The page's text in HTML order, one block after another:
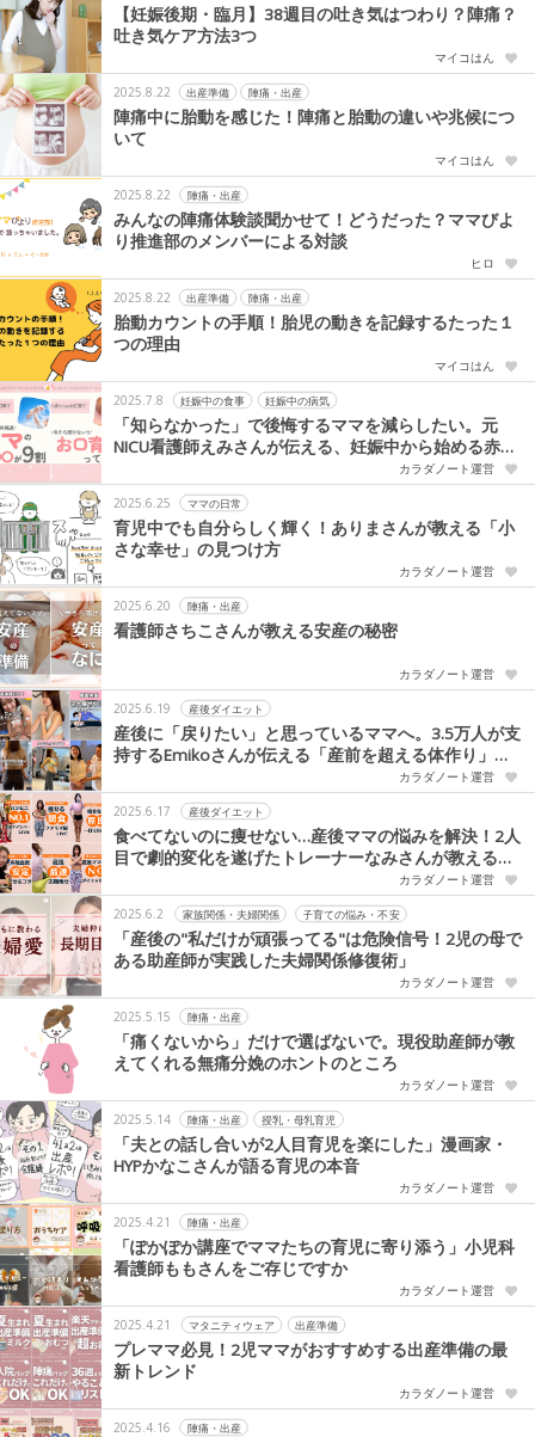
【妊娠後期・臨月】38週目の吐き気はつわり？陣痛？
吐き気ケア方法3つ
マイコはん
2025.8.22 出産準備 陣痛・出産
陣痛中に胎動を感じた！陣痛と胎動の違いや兆候につ
いて
マイコはん
2025.8.22 陣痛・出産
みんなの陣痛体験談聞かせて！どうだった？ママびよ
り推進部のメンバーによる対談
ヒロ
2025.8.22 出産準備 陣痛・出産
胎動カウントの手順！胎児の動きを記録するたった１
つの理由
マイコはん
2025.7.8 妊娠中の食事 妊娠中の病気
「知らなかった」で後悔するママを減らしたい。元
NICU看護師えみさんが伝える、妊娠中から始める赤ち
カラダノート運営
2025.6.25 ママの日常
育児中でも自分らしく輝く！ありまさんが教える「小
さな幸せ」の見つけ方
カラダノート運営
2025.6.20 陣痛・出産
看護師さちこさんが教える安産の秘密
カラダノート運営
2025.6.19 産後ダイエット
産後に「戻りたい」と思っているママへ。3.5万人が支
持するEmikoさんが伝える「産前を超える体作り」と
カラダノート運営
2025.6.17 産後ダイエット
食べてないのに痩せない…産後ママの悩みを解決！2人
目で劇的変化を遂げたトレーナーなみさんが教える
カラダノート運営
2025.6.2 家族関係・夫婦関係 子育ての悩み・不安
「産後の"私だけが頑張ってる"は危険信号！2児の母で
ある助産師が実践した夫婦関係修復術」
カラダノート運営
2025.5.15 陣痛・出産
「痛くないから」だけで選ばないで。現役助産師が教
えてくれる無痛分娩のホントのところ
カラダノート運営
2025.5.14 陣痛・出産 授乳・母乳育児
「夫との話し合いが2人目育児を楽にした」漫画家・
HYPかなこさんが語る育児の本音
カラダノート運営
2025.4.21 陣痛・出産
「ぽかぽか講座でママたちの育児に寄り添う」小児科
看護師ももさんをご存じですか
カラダノート運営
2025.4.21 マタニティウェア 出産準備
プレママ必見！2児ママがおすすめする出産準備の最
新トレンド
カラダノート運営
2025.4.16 陣痛・出産